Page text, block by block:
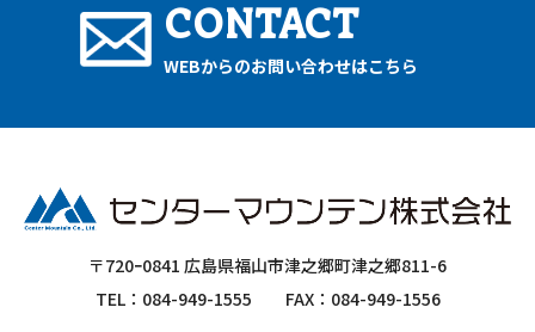
CONTACT
WEBからのお問い合わせはこちら
〒720ｰ0841 広島県福山市津之郷町津之郷811-6
TEL：084-949-1555
FAX：084-949-1556